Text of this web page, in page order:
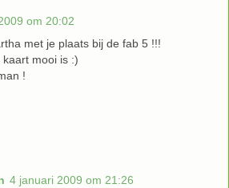
om 20:02
met je plaats bij de fab 5 !!!
mooi is :)
!
4 januari 2009 om 21:26